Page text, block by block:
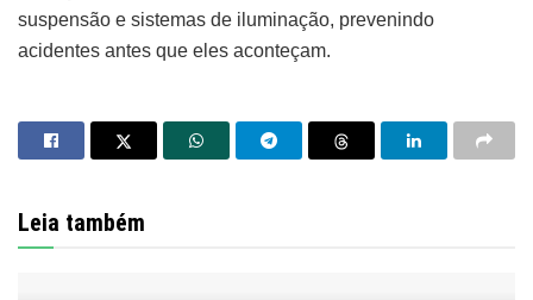
suspensão e sistemas de iluminação, prevenindo
acidentes antes que eles aconteçam.
Leia também